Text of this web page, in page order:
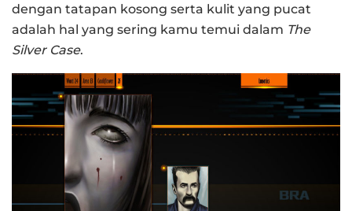
dengan tatapan kosong serta kulit yang pucat
adalah hal yang sering kamu temui dalam The
Silver Case.